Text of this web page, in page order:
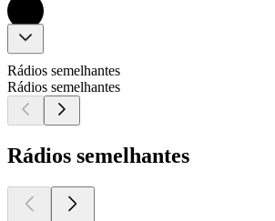
Rádios semelhantes
Rádios semelhantes
Rádios semelhantes